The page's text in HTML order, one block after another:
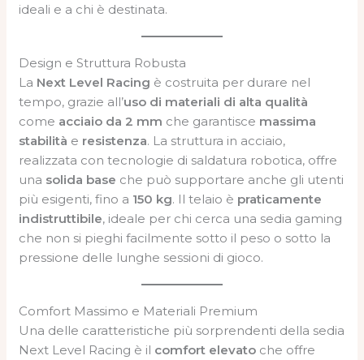
ideali e a chi è destinata.
Design e Struttura Robusta
La Next Level Racing è costruita per durare nel
tempo, grazie all’uso di materiali di alta qualità
come acciaio da 2 mm che garantisce massima
stabilità e resistenza. La struttura in acciaio,
realizzata con tecnologie di saldatura robotica, offre
una solida base che può supportare anche gli utenti
più esigenti, fino a 150 kg. Il telaio è praticamente
indistruttibile, ideale per chi cerca una sedia gaming
che non si pieghi facilmente sotto il peso o sotto la
pressione delle lunghe sessioni di gioco.
Comfort Massimo e Materiali Premium
Una delle caratteristiche più sorprendenti della sedia
Next Level Racing è il comfort elevato che offre